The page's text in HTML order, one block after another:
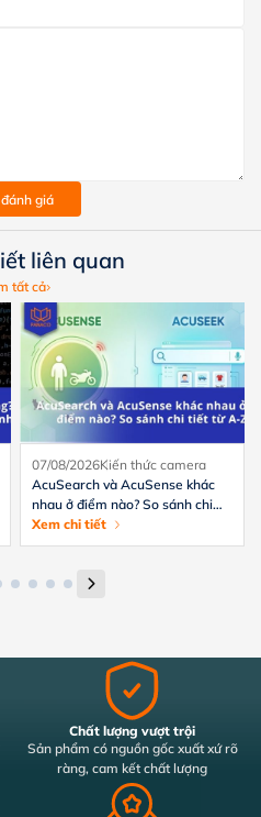
giá
liên quan
tất cả
07/08/2026Kiến thức camera
AcuSearch và AcuSense khác
nhau ở điểm nào? So sánh chi
tiết từ A-Z
Xem chi tiết
Chất lượng vượt trội
Sản phẩm có nguồn gốc xuất xứ rõ
ràng, cam kết chất lượng